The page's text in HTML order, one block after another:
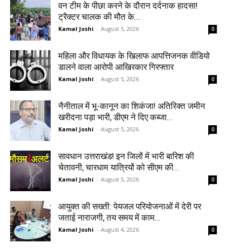
वन टीम के पीछा करने के दौरान दर्दनाक हादसा!
ट्रैक्टर चालक की मौत के...
Kamal Joshi - August 5, 2026 0
महिला और विधायक के खिलाफ आपत्तिजनक वीडियो
डालने वाला आरोपी आखिरकार गिरफ्तार
Kamal Joshi - August 5, 2026 0
नैनीताल में भू-कानून का शिकंजा! अतिरिक्त जमीन
खरीदना पड़ा भारी, डीएम ने दिए कब्जा...
Kamal Joshi - August 5, 2026 0
सावधान उत्तराखंड! इन जिलों में भारी बारिश की
चेतावनी, चारधाम यात्रियों को सीएम की...
Kamal Joshi - August 5, 2026 0
आयुक्त की सख्ती: पेयजल परियोजनाओं में देरी पर
जताई नाराजगी, तय समय में काम...
Kamal Joshi - August 4, 2026 0